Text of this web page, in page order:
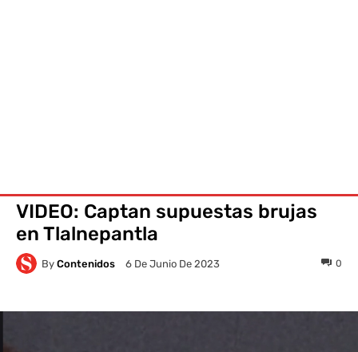
VIDEO: Captan supuestas brujas
en Tlalnepantla
By Contenidos 6 De Junio De 2023 0